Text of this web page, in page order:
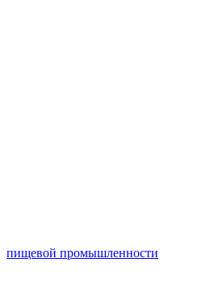
пищевой промышленности